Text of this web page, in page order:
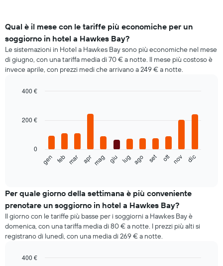
Qual è il mese con le tariffe più economiche per un
soggiorno in hotel a Hawkes Bay?
Le sistemazioni in Hotel a Hawkes Bay sono più economiche nel mese
di giugno, con una tariffa media di 70 € a notte. Il mese più costoso è
invece aprile, con prezzi medi che arrivano a 249 € a notte.
with
seguente
il
prezzo
medio
di
una
camera
mese
gen feb mar apr mag giu lug ago set ott nov dic
0
200 €
400 €
Per quale giorno della settimana è più conveniente
prenotare un soggiorno in hotel a Hawkes Bay?
Il giorno con le tariffe più basse per i soggiorni a Hawkes Bay è
domenica, con una tariffa media di 80 € a notte. I prezzi più alti si
registrano di lunedì, con una media di 269 € a notte.
400 €